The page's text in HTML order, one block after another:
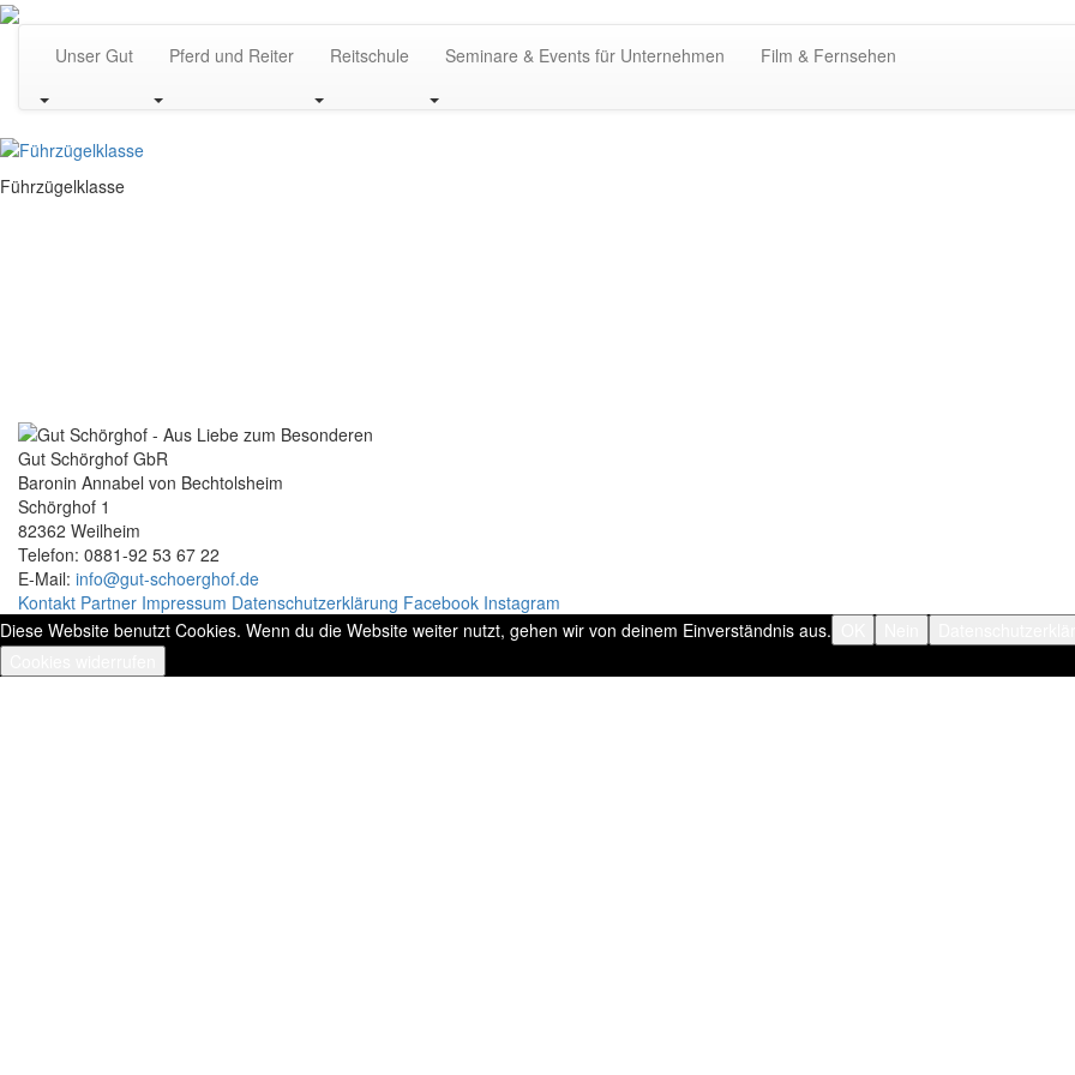
Unser Gut Pferd und Reiter Reitschule Seminare & Events für Unternehmen Film & Fernsehen
Führzügelklasse
Gut Schörghof GbR
Baronin Annabel von Bechtolsheim
Schörghof 1
82362 Weilheim
Telefon: 0881-92 53 67 22
E-Mail: info@gut-schoerghof.de
Kontakt Partner Impressum Datenschutzerklärung Facebook Instagram
Diese Website benutzt Cookies. Wenn du die Website weiter nutzt, gehen wir von deinem Einverständnis aus.